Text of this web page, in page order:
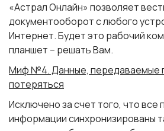
«Астрал Онлайн» позволяет
документооборот с любого
Интернет. Будет это рабочий
планшет – решать Вам.
Миф №4. Данные, передаваемые
потеряться
Исключено за счет того, что
информации синхронизированы